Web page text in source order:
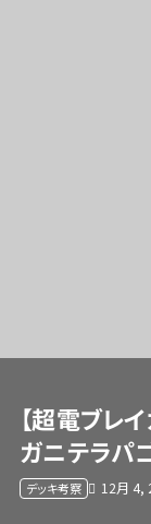
【超電ブレ
ガニテラパ
12月 4,
デッキ考察